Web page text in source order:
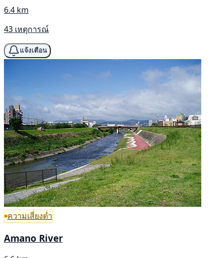
6.4 km
43 เหตุการณ์
แจ้งเตือน
ความเสี่ยงต่ำ
Amano River